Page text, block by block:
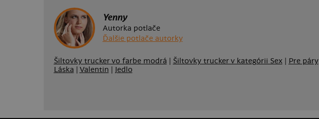
Yenny
Autorka potlače
Ďalšie potlače autorky
Šiltovky trucker vo farbe modrá Šiltovky trucker v kategórii Sex| Pre páry|
Láska
Valentin Jedlo